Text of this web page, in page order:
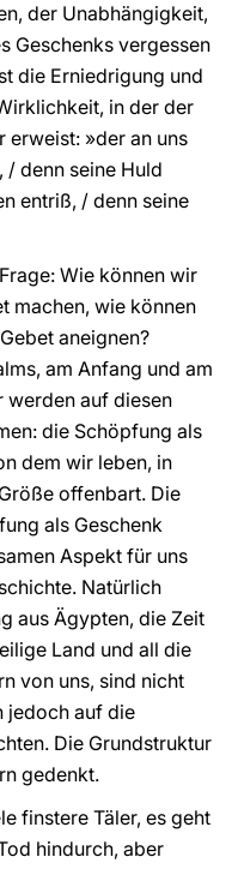
der Unabhängigkeit,
Geschenks vergessen
die Erniedrigung und
in der der
erweist: »der an uns
/ denn seine Huld
entriß, / denn seine
Wie können wir
machen, wie können
aneignen?
am Anfang und am
werden auf diesen
die Schöpfung als
dem wir leben, in
offenbart. Die
als Geschenk
Aspekt für uns
Natürlich
aus Ägypten, die Zeit
Land und all die
von uns, sind nicht
jedoch auf die
Die Grundstruktur
gedenkt.
finstere Täler, es geht
hindurch, aber